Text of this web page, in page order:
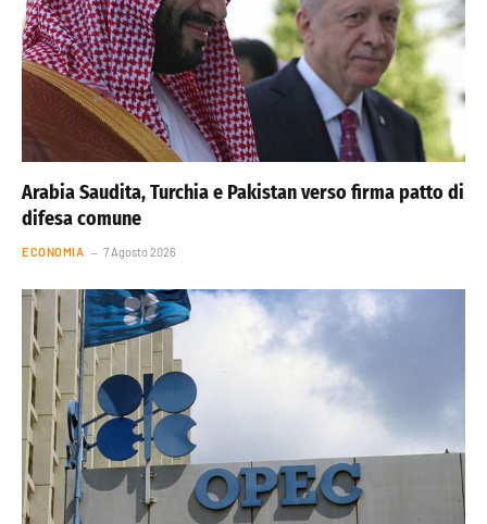
Arabia Saudita, Turchia e Pakistan verso firma patto di
difesa comune
ECONOMIA 7 Agosto 2026